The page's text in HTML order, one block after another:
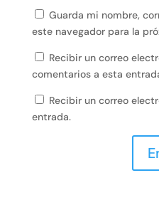
Guarda mi nombre,
este navegador para la
Recibir un correo
comentarios a esta
Recibir un correo
entrada.